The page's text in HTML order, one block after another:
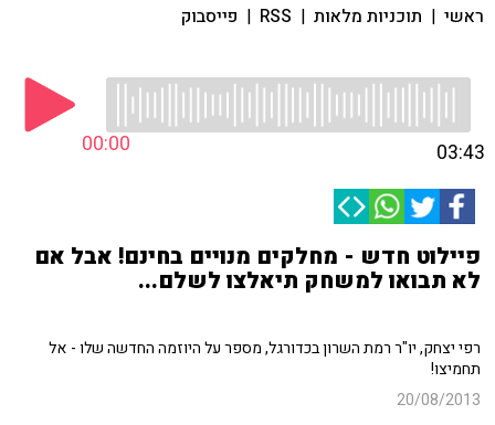
ראשי | תוכניות מלאות |
RSS
| פייסבוק
00:00 03:43
פיילוט חדש - מחלקים מנויים בחינם! אבל אם
לא תבואו למשחק תיאלצו לשלם...
רפי יצחק, יו"ר רמת השרון בכדורגל, מספר על היוזמה החדשה שלו - אל
תחמיצו!
20/08/2013